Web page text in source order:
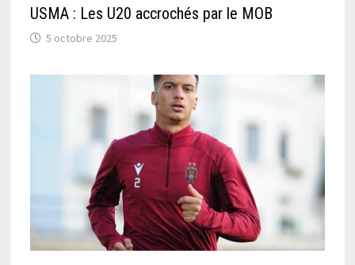
USMA : Les U20 accrochés par le MOB
5 octobre 2025